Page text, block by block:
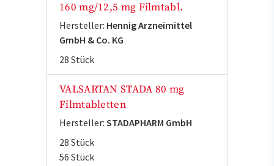
160 mg/12,5 mg Filmtabl.
Hersteller: Hennig Arzneimittel
GmbH & Co. KG
28 Stück
VALSARTAN STADA 80 mg
Filmtabletten
Hersteller: STADAPHARM GmbH
28 Stück
56 Stück